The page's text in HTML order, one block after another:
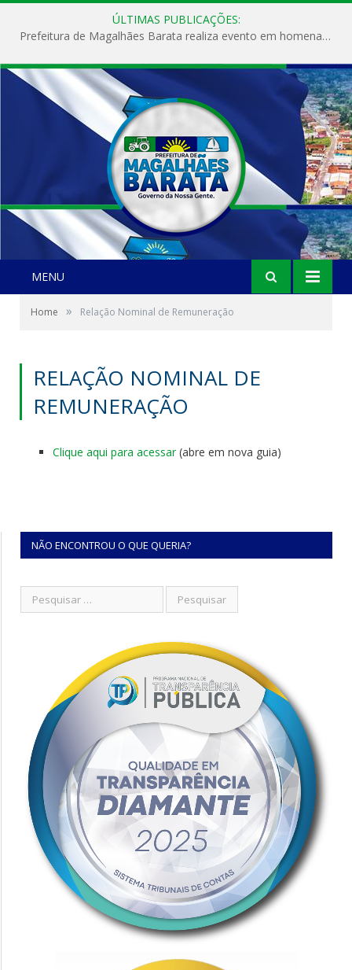
ÚLTIMAS PUBLICAÇÕES:
Prefeitura de Magalhães Barata realiza evento em homenagem ao Dia Internacional da Mulher
MENU
Home » Relação Nominal de Remuneração
RELAÇÃO NOMINAL DE
REMUNERAÇÃO
Clique aqui para acessar(abre em nova guia)
NÃO ENCONTROU O QUE QUERIA?